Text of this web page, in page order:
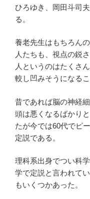
ひろゆき、岡田斗司
る。
養老先生はもちろん
人たちも、視点の鋭
人というのはたくさ
較し凹みそうになるこ
昔であれば脳の神経
頭は悪くなるばかり
たが今では60代でピ
定説である。
理科系出身でつい科
学で定説と言われて
もいくつかあった。